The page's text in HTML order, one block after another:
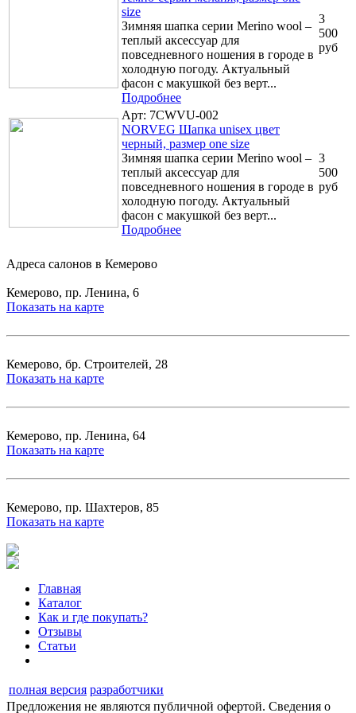
size
Зимняя шапка серии Merino wool –
теплый аксессуар для
повседневного ношения в городе в
холодную погоду. Актуальный
фасон с макушкой без верт...
Подробнее
3
500
руб
Арт: 7CWVU-002
NORVEG Шапка unisex цвет
черный, размер one size
Зимняя шапка серии Merino wool –
теплый аксессуар для
повседневного ношения в городе в
холодную погоду. Актуальный
фасон с макушкой без верт...
Подробнее
3
500
руб
Адреса салонов в Кемерово
Кемерово, пр. Ленина, 6
Показать на карте
Кемерово, бр. Строителей, 28
Показать на карте
Кемерово, пр. Ленина, 64
Показать на карте
Кемерово, пр. Шахтеров, 85
Показать на карте
Главная
Каталог
Как и где покупать?
Отзывы
Статьи
полная версия разработчики
Предложения не являются публичной офертой. Сведения о